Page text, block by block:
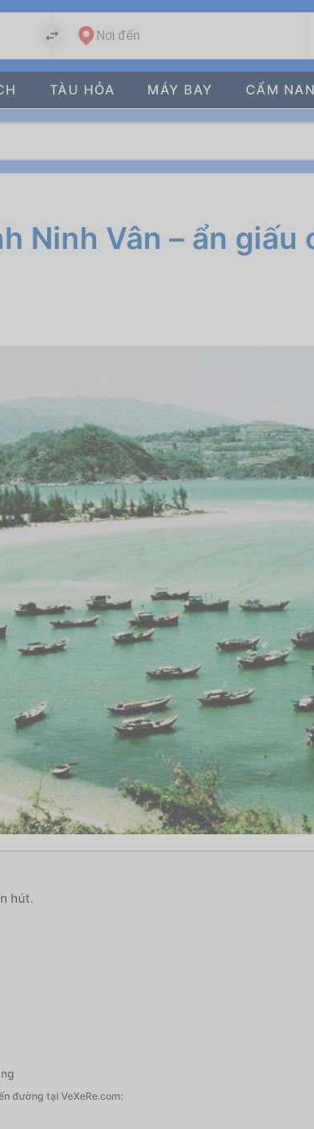
Nơi đến
TÀU HỎA MÁY BAY CẨM
Ninh Vân – ẩn
hút.
đường tại VeXeRe.com: